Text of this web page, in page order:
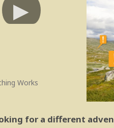
Works
for a different